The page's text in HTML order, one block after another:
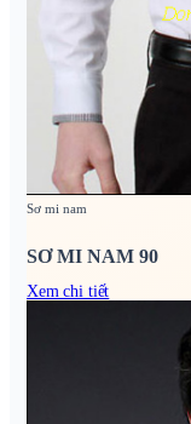
Sơ mi nam
SƠ MI NAM 90
Xem chi tiết